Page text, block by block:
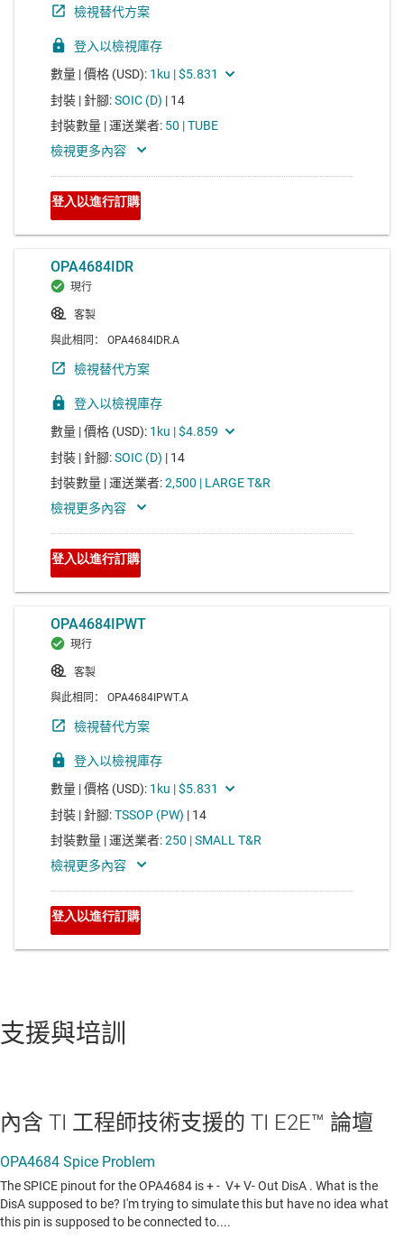
支援與培訓
內含 TI 工程師技術支援的 TI E2E™ 論壇